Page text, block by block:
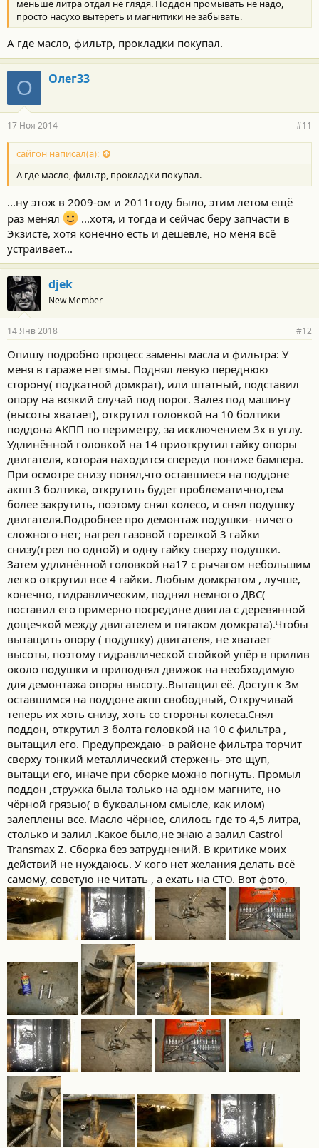
меньше литра отдал не глядя. Поддон промывать не надо,
просто насухо вытереть и магнитики не забывать.
А где масло, фильтр, прокладки покупал.
О Олег33
17 Ноя 2014 #11
сайгон написал(а):
А где масло, фильтр, прокладки покупал.
...ну этож в 2009-ом и 2011году было, этим летом ещё
раз менял
...хотя, и тогда и сейчас беру запчасти в
Экзисте, хотя конечно есть и дешевле, но меня всё
устраивает...
djek
New Member
14 Янв 2018 #12
Опишу подробно процесс замены масла и фильтра: У
меня в гараже нет ямы. Поднял левую переднюю
сторону( подкатной домкрат), или штатный, подставил
опору на всякий случай под порог. Залез под машину
(высоты хватает), открутил головкой на 10 болтики
поддона АКПП по периметру, за исключением 3х в углу.
Удлинённой головкой на 14 приоткрутил гайку опоры
двигателя, которая находится спереди пониже бампера.
При осмотре снизу понял,что оставшиеся на поддоне
акпп 3 болтика, открутить будет проблематично,тем
более закрутить, поэтому снял колесо, и снял подушку
двигателя.Подробнее про демонтаж подушки- ничего
сложного нет; нагрел газовой горелкой 3 гайки
снизу(грел по одной) и одну гайку сверху подушки.
Затем удлинённой головкой на17 с рычагом небольшим
легко открутил все 4 гайки. Любым домкратом , лучше,
конечно, гидравлическим, поднял немного ДВС(
поставил его примерно посредине двигла с деревянной
дощечкой между двигателем и пятаком домкрата).Чтобы
вытащить опору ( подушку) двигателя, не хватает
высоты, поэтому гидравлической стойкой упёр в прилив
около подушки и приподнял движок на необходимую
для демонтажа опоры высоту..Вытащил её. Доступ к 3м
оставшимся на поддоне акпп свободный, Откручивай
теперь их хоть снизу, хоть со стороны колеса.Снял
поддон, открутил 3 болта головкой на 10 с фильтра ,
вытащил его. Предупреждаю- в районе фильтра торчит
сверху тонкий металлический стержень- это щуп,
вытащи его, иначе при сборке можно погнуть. Промыл
поддон ,стружка была только на одном магните, но
чёрной грязью( в буквальном смысле, как илом)
залеплены все. Масло чёрное, слилось где то 4,5 литра,
столько и залил .Какое было,не знаю а залил Castrol
Transmax Z. Сборка без затруднений. В критике моих
действий не нуждаюсь. У кого нет желания делать всё
самому, советую не читать , а ехать на СТО. Вот фото,